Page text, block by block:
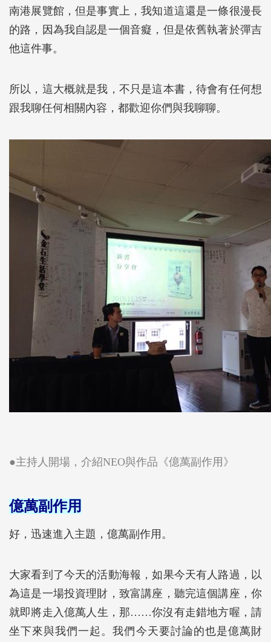
南港展覽館，但是事實上，我知道這還是一條很漫長
的路，因為我自認是一個音癡，但是依舊執著於彈吉
他這件事。
所以，這大概就是我，不只是這本書，待會有任何想
跟我聊任何相關內容，都歡迎你們與我聊聊。
●主持人開場，介紹NEO與作品《億萬副作用》
億萬副作用
好，迅速進入主題，億萬副作用。
大家看到了今天的活動海報，如果今天有人路過，以
為這是一場投資理財，致富講座，聽完這個講座，你
就即將走入億萬人生，那……你沒有走錯地方喔，請
坐下來與我們一起。我們今天要討論的也是億萬財